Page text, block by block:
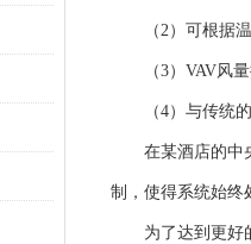
（2）可根据温
（3）VAV风量
（4）与传统的
在某酒店的中央
制，使得系统始终
为了达到更好的